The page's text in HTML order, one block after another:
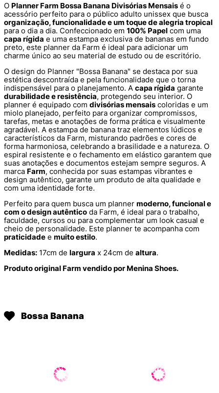
O Planner Farm Bossa Banana Divisórias Mensais é o
acessório perfeito para o público adulto unissex que busca
organização, funcionalidade e um toque de alegria tropical
para o dia a dia. Confeccionado em 100% Papel com uma
capa rígida e uma estampa exclusiva de bananas em fundo
preto, este planner da Farm é ideal para adicionar um
charme único ao seu material de estudo ou de escritório.
O design do Planner "Bossa Banana" se destaca por sua
estética descontraída e pela funcionalidade que o torna
indispensável para o planejamento. A capa rígida garante
durabilidade e resistência, protegendo seu interior. O
planner é equipado com divisórias mensais coloridas e um
miolo planejado, perfeito para organizar compromissos,
tarefas, metas e anotações de forma prática e visualmente
agradável. A estampa de banana traz elementos lúdicos e
característicos da Farm, misturando padrões e cores de
forma harmoniosa, celebrando a brasilidade e a natureza. O
espiral resistente e o fechamento em elástico garantem que
suas anotações e documentos estejam sempre seguros. A
marca Farm, conhecida por suas estampas vibrantes e
design autêntico, garante um produto de alta qualidade e
com uma identidade forte.
Perfeito para quem busca um planner moderno, funcional e
com o design autêntico da Farm, é ideal para o trabalho,
faculdade, cursos ou para complementar um look casual e
cheio de personalidade. Este planner te acompanha com
praticidade e muito estilo.
Medidas: 17cm de largura x 24cm de altura.
Produto original Farm vendido por Menina Shoes.
Bossa Banana